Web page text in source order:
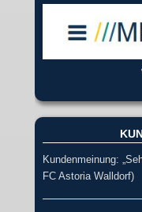
Kundenmeinung:
FC Astoria Walldorf)